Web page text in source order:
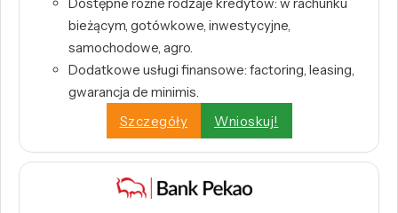
bieżącym, gotówkowe, inwestycyjne,
samochodowe, agro.
Dodatkowe usługi finansowe: factoring, leasing,
gwarancja de minimis.
Szczegóły
Wnioskuj!